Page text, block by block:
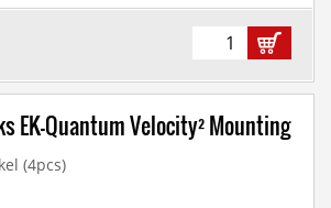
EK-Quantum Velocity² Mounting
(4pcs)